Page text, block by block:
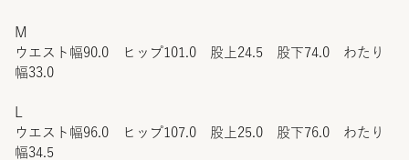
M
ウエスト幅90.0 ヒップ101.0 股上24.5 股下74.0 わたり
幅33.0
ウエスト幅96.0 ヒップ107.0 股上25.0 股下76.0 わたり
幅34.5